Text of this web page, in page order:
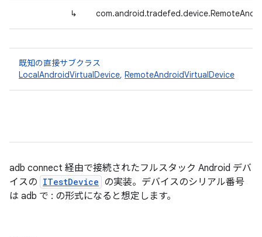
↳
既知の直接サブクラス
LocalAndroidVirtualDevice, RemoteAndroidVirtualDevice
adb connect 経由で接続されたフルスタック Android デバ
イスの ITestDevice の実装。デバイスのシリアル番号
は adb で : の形式になると想定します。